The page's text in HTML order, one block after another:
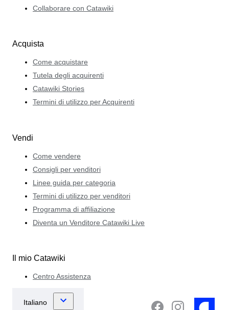
Collaborare con Catawiki
Acquista
Come acquistare
Tutela degli acquirenti
Catawiki Stories
Termini di utilizzo per Acquirenti
Vendi
Come vendere
Consigli per venditori
Linee guida per categoria
Termini di utilizzo per venditori
Programma di affiliazione
Diventa un Venditore Catawiki Live
Il mio Catawiki
Centro Assistenza